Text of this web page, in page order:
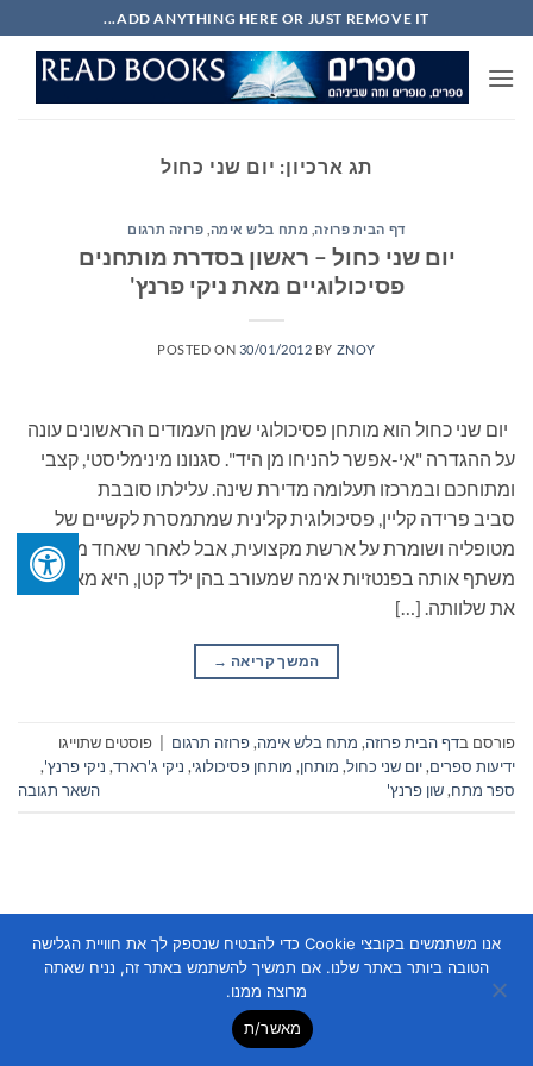
to
content
ADD ANYTHING HERE OR JUST REMOVE IT...
תג ארכיון: יום שני כחול
דף הבית פרוזה, מתח בלש אימה פרוזה תרגום
יום שני כחול – ראשון בסדרת מותחנים
פסיכולוגיים מאת ניקי פרנץ'
POSTED ON 30/01/2012 BY ZNOY
יום שני כחול הוא מותחן פסיכולוגי שמן העמודים הראשונים עונה
על ההגדרה "אי-אפשר להניחו מן היד". סגנונו מינימליסטי, קצבי
ומתוחכם ובמרכזו תעלומה מדירת שינה. עלילתו סובבת
סביב פרידה קליין, פסיכולוגית קלינית שמתמסרת לקשיים של
מטופליה ושומרת על ארשת מקצועית, אבל לאחר שאחד מהם
משתף אותה בפנטזיות אימה שמעורב בהן ילד קטן, היא מאבדת
את שלוותה. […]
המשך קריאה →
פורסם בדף הבית פרוזה, מתח בלש אימה,פרוזה תרגום
פוסטים שתוייגו
ידיעות ספרים,יום שני כחול, מותחן, מותחן פסיכולוגי, ניקי ג'רארד, ניקי פרנץ',
ספר מתח,שון פרנץ' השאר תגובה
Copyright 2026 ©
אנו משתמשים בקובצי Cookie כדי להבטיח שנספק לך את חוויית הגלישה
הטובה ביותר באתר שלנו. אם תמשיך להשתמש באתר זה, נניח שאתה
מרוצה ממנו.
מאשר/ת